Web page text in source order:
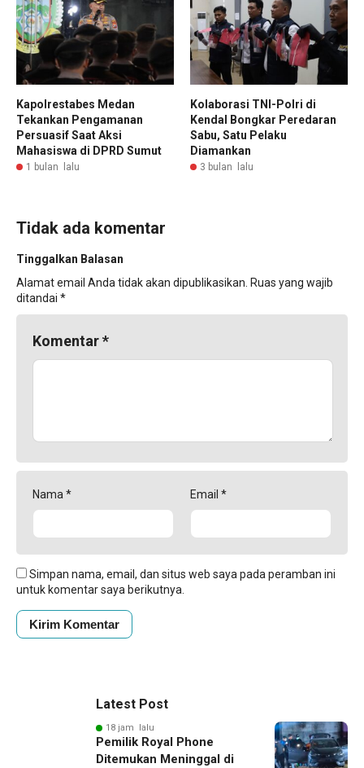
Kapolrestabes Medan
Tekankan Pengamanan
Persuasif Saat Aksi
Mahasiswa di DPRD Sumut
1 bulan lalu
Kolaborasi TNI-Polri di
Kendal Bongkar Peredaran
Sabu, Satu Pelaku
Diamankan
3 bulan lalu
Tidak ada komentar
Tinggalkan Balasan
Alamat email Anda tidak akan dipublikasikan. Ruas yang wajib
ditandai *
Komentar*
Nama * Email *
Simpan nama, email, dan situs web saya pada peramban ini
untuk komentar saya berikutnya.
Latest Post
18 jam lalu
Pemilik Royal Phone
Ditemukan Meninggal di